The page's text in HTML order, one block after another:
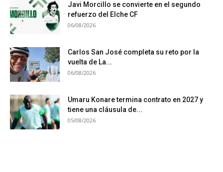
Javi Morcillo se convierte en el segundo
refuerzo del Elche CF
06/08/2026
Carlos San José completa su reto por la
vuelta de La...
06/08/2026
Umaru Konare termina contrato en 2027 y
tiene una cláusula de...
05/08/2026